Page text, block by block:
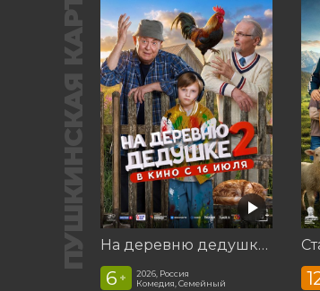
ПУШКИНСКАЯ КАРТА На деревню дедушке 2
6 +
2026, Россия
Комедия, Семейный